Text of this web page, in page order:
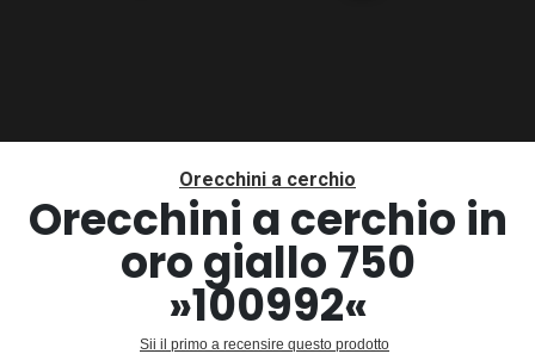
galleria
Orecchini a cerchio
Orecchini a cerchio in
oro giallo 750
»100992«
Sii il primo a recensire questo prodotto